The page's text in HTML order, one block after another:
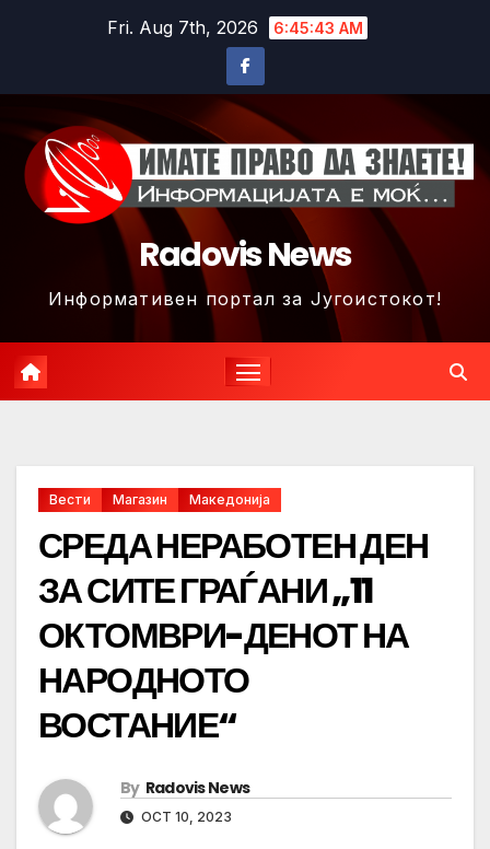
Fri. Aug 7th, 2026 6:45:46 AM
Radovis News
Информативен портал за Југоистокот!
Вести Магазин Македонија
СРЕДА НЕРАБОТЕН ДЕН
ЗА СИТЕ ГРАЃАНИ „11
ОКТОМВРИ-ДЕНОТ НА
НАРОДНОТО
ВОСТАНИЕ“
By Radovis News
OCT 10, 2023